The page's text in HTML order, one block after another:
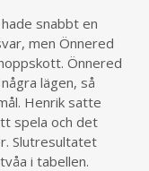
snabbt en
men Önnered
Önnered
lägen, så
Henrik satte
spela och det
Slutresultatet
i tabellen.